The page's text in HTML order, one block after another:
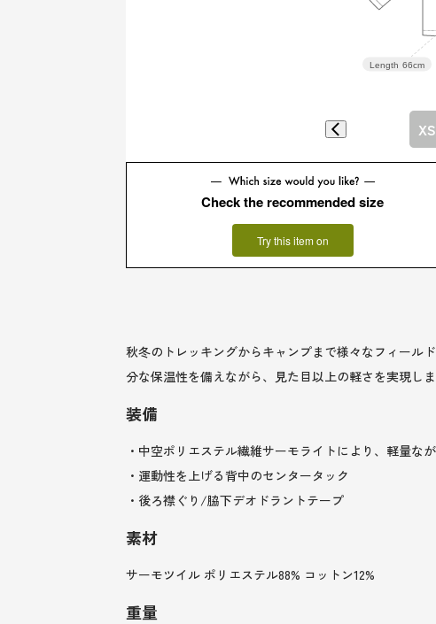
Length 66cm
XS
Check the recommended size
Try this item on
秋冬のトレッキングからキャンプまで様々なフィール
分な保温性を備えながら、見た目以上の軽さを実現し
装備
・中空ポリエステル繊維サーモライトにより、軽量な
・運動性を上げる背中のセンタータック
・後ろ襟ぐり/脇下デオドラントテープ
素材
サーモツイル ポリエステル88% コットン12%
重量